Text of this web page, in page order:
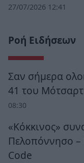
27/07/2026 12:41
Ροή Ειδήσεων
Σαν σήμερα
41 του Μότσαρτ
08:30
«Κόκκινος»
Πελοπόννησο –
Code